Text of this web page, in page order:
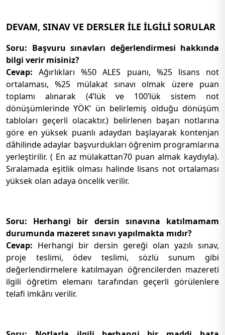
DEVAM, SINAV VE DERSLER İLE İLGİLİ SORULAR
Soru: Başvuru sınavları değerlendirmesi hakkında
bilgi verir misiniz?
Cevap: Ağırlıkları %50 ALES puanı, %25 lisans not
ortalaması, %25 mülakat sınavı olmak üzere puan
toplamı alınarak (4’lük ve 100’lük sistem not
dönüşümlerinde YÖK’ ün belirlemiş olduğu dönüşüm
tabloları geçerli olacaktır.) belirlenen başarı notlarına
göre en yüksek puanlı adaydan başlayarak kontenjan
dâhilinde adaylar başvurdukları öğrenim programlarına
yerleştirilir. ( En az mülakattan70 puan almak kaydıyla).
Sıralamada eşitlik olması halinde lisans not ortalaması
yüksek olan adaya öncelik verilir.
Soru: Herhangi bir dersin sınavına katılmamam
durumunda mazeret sınavı yapılmakta mıdır?
Cevap: Herhangi bir dersin gereği olan yazılı sınav,
proje teslimi, ödev teslimi, sözlü sunum gibi
değerlendirmelere katılmayan öğrencilerden mazereti
ilgili öğretim elemanı tarafından geçerli görülenlere
telafi imkânı verilir.